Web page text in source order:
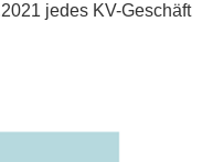
jedes KV-Geschäft